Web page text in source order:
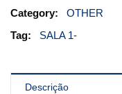
Category:
OTHER
Tag:
SALA 1-
Descrição